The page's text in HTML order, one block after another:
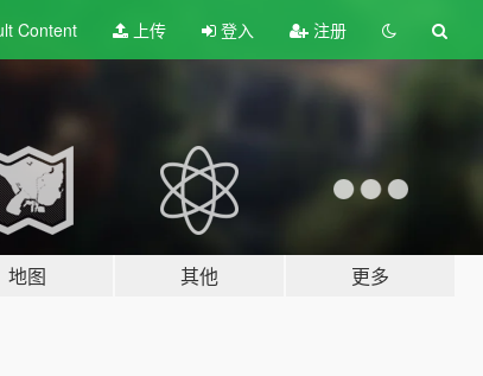
Content 上传 登入 注册
地图 其他 更多